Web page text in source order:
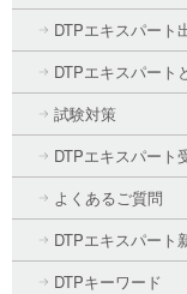
DTPエキスパート
DTPエキスパート
試験対策
DTPエキスパート
よくあるご質問
DTPエキスパート
DTPキーワード